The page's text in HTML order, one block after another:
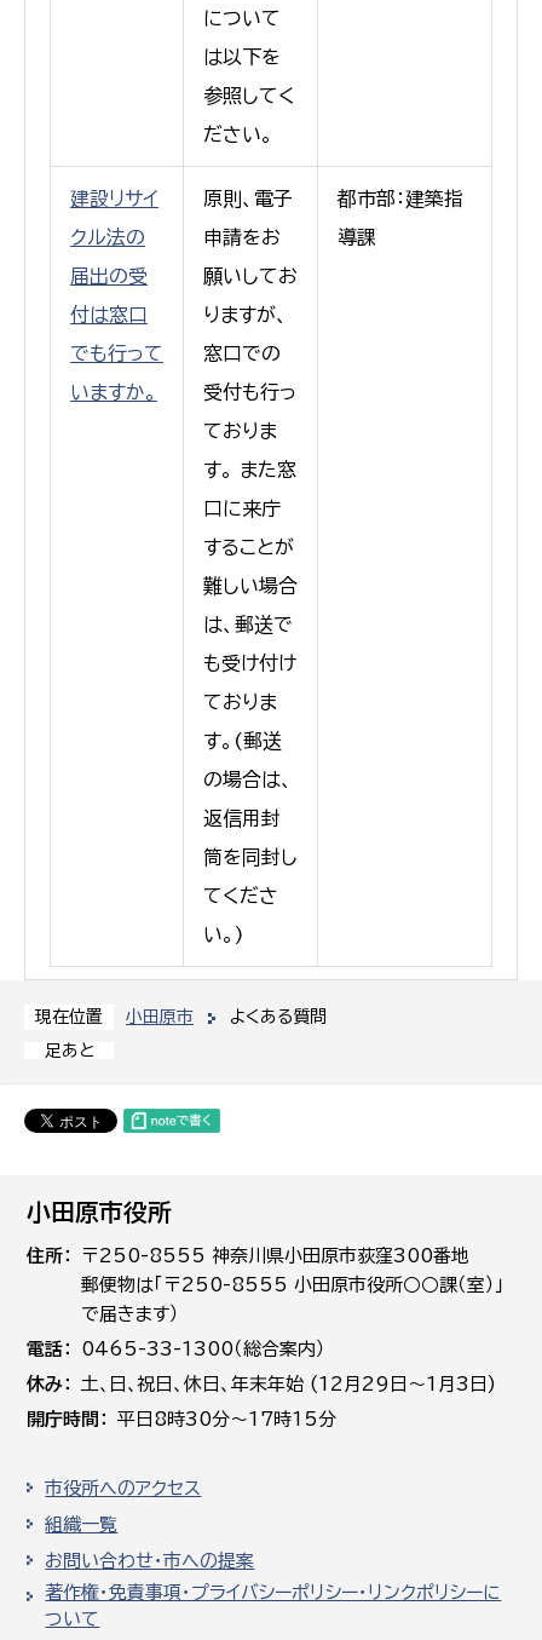
現在位置 小田原市
よくある質問
足あと
について
は以下を
参照してく
ださい。
建設リサイ
クル法の
届出の受
付は窓口
でも行って
いますか。
原則、電子
申請をお
願いしてお
りますが、
窓口での
受付も行っ
ておりま
す。 また窓
口に来庁
することが
難しい場合
は、郵送で
も受け付け
ておりま
す。(郵送
の場合は、
返信用封
筒を同封し
てくださ
い。)
都市部：建築指
導課
小田原市役所
住所
〒250-8555 神奈川県小田原市荻窪300番地
郵便物は「〒250-8555 小田原市役所○○課（室）」
で届きます）
電話
0465-33-1300（総合案内）
休み
土､日､祝日、休日、年末年始 (12月29日～1月3日)
開庁時間
平日8時30分～17時15分
市役所へのアクセス
組織一覧
お問い合わせ・市への提案
著作権・免責事項・プライバシーポリシー・リンクポリシーに
ついて